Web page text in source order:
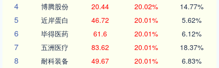
4 博腾股份 20.44 20.02% 14.77%
5 近岸蛋白 46.72 20.01% 5.62%
6 毕得医药 61.6 20.01% 6.12%
7 五洲医疗 83.62 20.01% 18.37%
8 耐科装备 49.67 20.01% 6.83%